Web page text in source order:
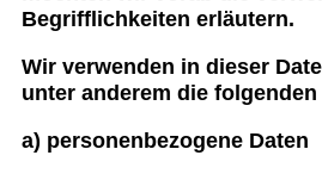
Begrifflichkeiten erläutern.
Wir verwenden in dieser
unter anderem die
a) personenbezogene Daten